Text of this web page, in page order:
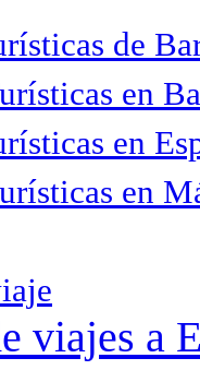
de
en
en
en
viajes a